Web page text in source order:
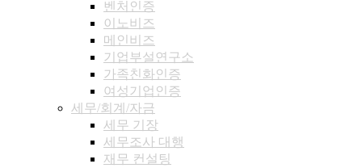
벤처인증
이노비즈
메인비즈
기업부설연구소
가족친화인증
여성기업인증
세무/회계/자금
세무 기장
세무조사 대행
재무 컨설팅